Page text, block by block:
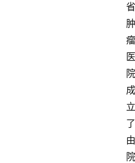
省
肿
瘤
医
院
成
立
了
由
院